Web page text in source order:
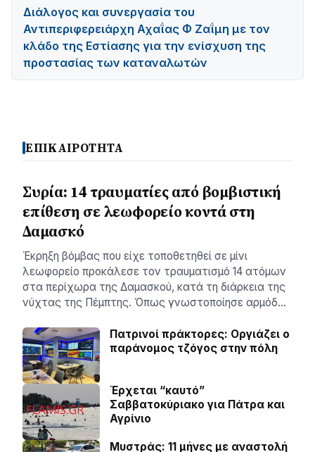
Διάλογος και συνεργασία του
Αντιπεριφερειάρχη Αχαΐας Φ Ζαΐμη με τον
κλάδο της Εστίασης για την ενίσχυση της
προστασίας των καταναλωτών
ΕΠΙΚΑΙΡΟΤΗΤΑ
Συρία: 14 τραυματίες από βομβιστική
επίθεση σε λεωφορείο κοντά στη
Δαμασκό
Έκρηξη βόμβας που είχε τοποθετηθεί σε μίνι
λεωφορείο προκάλεσε τον τραυματισμό 14 ατόμων
στα περίχωρα της Δαμασκού, κατά τη διάρκεια της
νύχτας της Πέμπτης. Όπως γνωστοποίησε αρμόδ…
Πατρινοί πράκτορες: Οργιάζει ο
παράνομος τζόγος στην πόλη
Έρχεται “καυτό”
Σαββατοκύριακο για Πάτρα και
Αγρίνιο
Μυστράς: 11 μήνες με αναστολή